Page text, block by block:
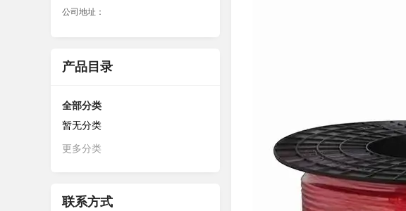
公司地址：
产品目录
全部分类
暂无分类
更多分类
联系方式